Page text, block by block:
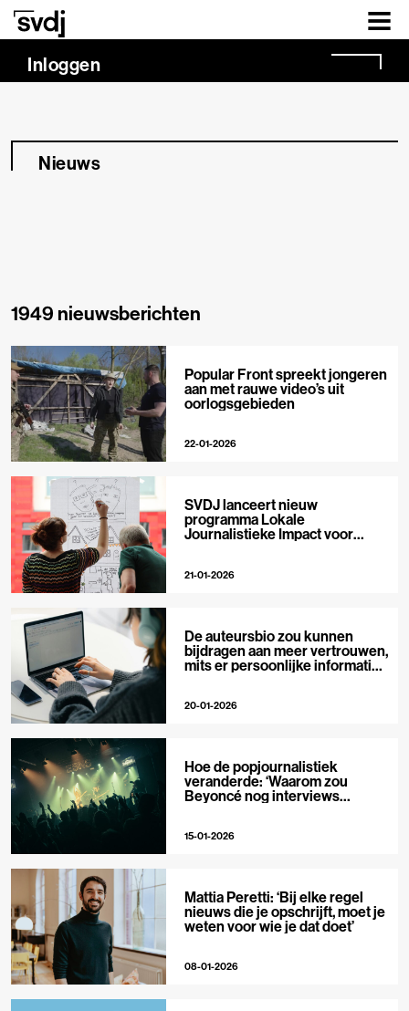
Naar hoofdinhoud
Inloggen
Nieuws
1949 nieuwsberichten
Popular Front spreekt jongeren
aan met rauwe video’s uit
oorlogsgebieden
22-01-2026
SVDJ lanceert nieuw
programma Lokale
Journalistieke Impact voor
21-01-2026
De auteursbio zou kunnen
bijdragen aan meer vertrouwen,
mits er persoonlijke informatie
20-01-2026
Hoe de popjournalistiek
veranderde: ‘Waarom zou
Beyoncé nog interviews
15-01-2026
Mattia Peretti: ‘Bij elke regel
nieuws die je opschrijft, moet je
weten voor wie je dat doet’
08-01-2026